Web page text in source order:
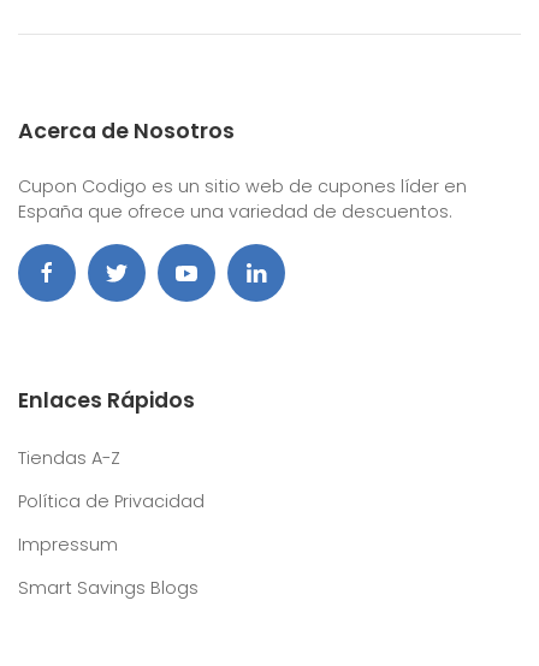
Acerca de Nosotros
Cupon Codigo es un sitio web de cupones líder en
España que ofrece una variedad de descuentos.
Enlaces Rápidos
Tiendas A-Z
Política de Privacidad
Impressum
Smart Savings Blogs